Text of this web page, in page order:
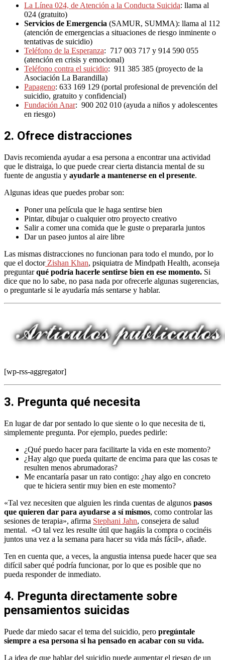
La Línea 024, de Atención a la Conducta Suicida: llama al
024 (gratuito)
Servicios de Emergencia (SAMUR, SUMMA): llama al 112
(atención de emergencias a situaciones de riesgo inminente o
tentativas de suicidio)
Teléfono de la Esperanza: 717 003 717 y 914 590 055
(atención en crisis y emocional)
Teléfono contra el suicidio: 911 385 385 (proyecto de la
Asociación La Barandilla)
Papageno: 633 169 129 (portal profesional de prevención del
suicidio, gratuito y confidencial)
Fundación Anar: 900 202 010 (ayuda a niños y adolescentes
en riesgo)
2. Ofrece distracciones
Davis recomienda ayudar a esa persona a encontrar una actividad
que le distraiga, lo que puede crear cierta distancia mental de su
fuente de angustia y ayudarle a mantenerse en el presente.
Algunas ideas que puedes probar son:
Poner una película que le haga sentirse bien
Pintar, dibujar o cualquier otro proyecto creativo
Salir a comer una comida que le guste o prepararla juntos
Dar un paseo juntos al aire libre
Las mismas distracciones no funcionan para todo el mundo, por lo
que el doctorZishan Khan, psiquiatra de Mindpath Health, aconseja
preguntarqué podría hacerle sentirse bien en ese momento. Si
dice que no lo sabe, no pasa nada por ofrecerle algunas sugerencias,
o preguntarle si le ayudaría más sentarse y hablar.
[wp-rss-aggregator]
3. Pregunta qué necesita
En lugar de dar por sentado lo que siente o lo que necesita de ti,
simplemente pregunta. Por ejemplo, puedes pedirle:
¿Qué puedo hacer para facilitarte la vida en este momento?
¿Hay algo que pueda quitarte de encima para que las cosas te
resulten menos abrumadoras?
Me encantaría pasar un rato contigo: ¿hay algo en concreto
que te hiciera sentir muy bien en este momento?
«Tal vez necesiten que alguien les rinda cuentas de algunos pasos
que quieren dar para ayudarse a sí mismos, como controlar las
sesiones de terapia», afirma Stephani Jahn, consejera de salud
mental. «O tal vez les resulte útil que hagáis la compra o cocinéis
juntos una vez a la semana para hacer su vida más fácil», añade.
Ten en cuenta que, a veces, la angustia intensa puede hacer que sea
difícil saber qué podría funcionar, por lo que es posible que no
pueda responder de inmediato.
4. Pregunta directamente sobre
pensamientos suicidas
Puede dar miedo sacar el tema del suicidio, pero pregúntale
siempre a esa persona si ha pensado en acabar con su vida.
La idea de que hablar del suicidio puede aumentar el riesgo de un